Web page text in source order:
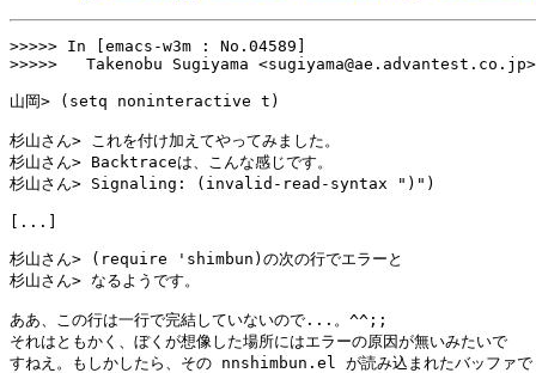
>>>>> In [emacs-w3m : No.04589]
>>>>>	Takenobu Sugiyama <sugiyama@ae.advantest.co.jp> wrote:
山岡> (setq noninteractive t)
杉山さん> これを付け加えてやってみました。
杉山さん> Backtraceは、こんな感じです。
杉山さん> Signaling: (invalid-read-syntax ")")
[...]
杉山さん> (require 'shimbun)の次の行でエラーと
杉山さん> なるようです。
ああ、この行は一行で完結していないので...。^^;;
それはともかく、ぼくが想像した場所にはエラーの原因が無いみたいで
すねえ。もしかしたら、その nnshimbun.el が読み込まれたバッファで